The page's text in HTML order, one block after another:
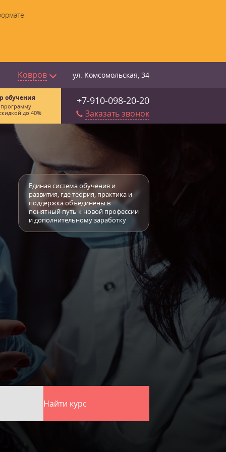
Ковров ул. Комсомольская, 34
+7-910-098-20-20
Заказать звонок
обучения
до 40%
Единая система обучения и
развития, где теория, практика и
поддержка объединены в
понятный путь к новой профессии
и дополнительному заработку